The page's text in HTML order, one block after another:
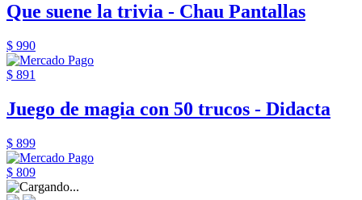
Que suene la trivia - Chau Pantallas
$ 990
$ 891
Juego de magia con 50 trucos - Didacta
$ 899
$ 809